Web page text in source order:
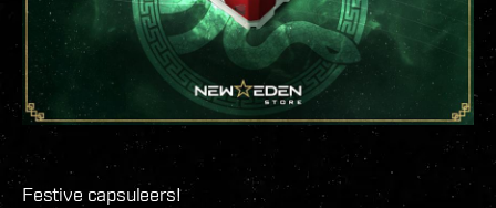
Festive capsuleers!